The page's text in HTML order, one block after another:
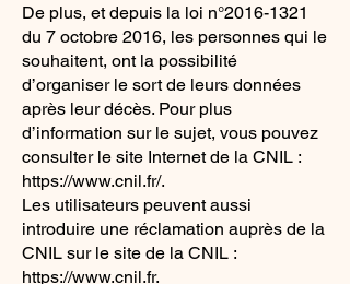
De plus, et depuis la loi n°2016-1321
du 7 octobre 2016, les personnes qui le
souhaitent, ont la possibilité
d’organiser le sort de leurs données
après leur décès. Pour plus
d’information sur le sujet, vous pouvez
consulter le site Internet de la CNIL :
https://www.cnil.fr/.
Les utilisateurs peuvent aussi
introduire une réclamation auprès de la
CNIL sur le site de la CNIL :
https://www.cnil.fr.